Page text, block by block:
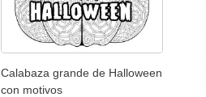
Calabaza grande de Halloween
con motivos